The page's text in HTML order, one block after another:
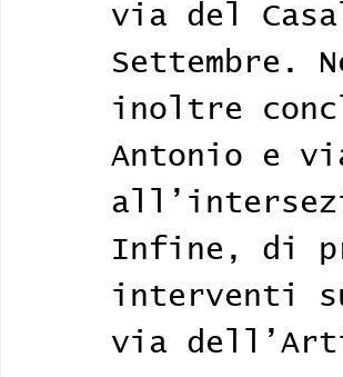
via del
inoltre
Antonio e
Infine, di
interventi
via